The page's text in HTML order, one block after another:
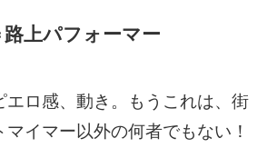
上パフォーマー
エロ感、動き。もうこれは、街
イマー以外の何者でもない！